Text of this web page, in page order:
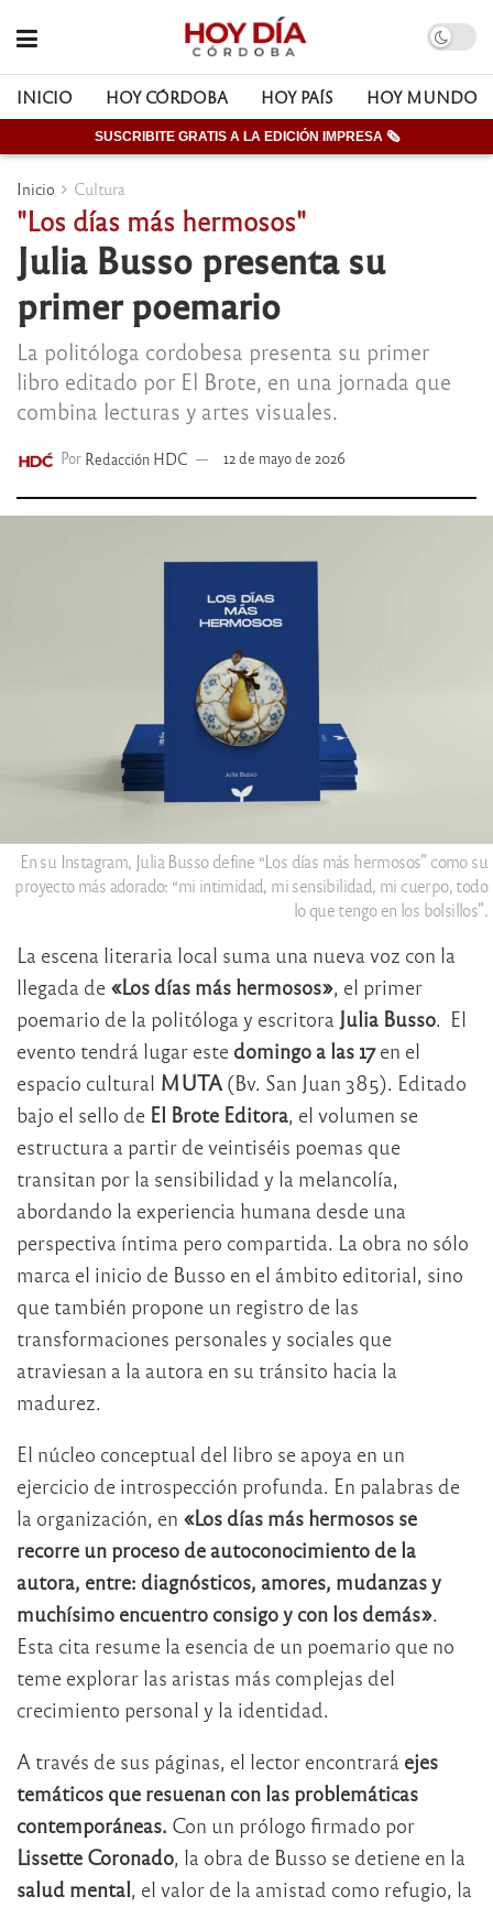
INICIO HOY CÓRDOBA HOY PAÍS HOY MUNDO
SUSCRIBITE GRATIS A LA EDICIÓN IMPRESA 🗞
Inicio Cultura
"Los días más hermosos"
Julia Busso presenta su
primer poemario
La politóloga cordobesa presenta su primer
libro editado por El Brote, en una jornada que
combina lecturas y artes visuales.
Por Redacción HDC 12 de mayo de 2026
En su Instagram, Julia Busso define “Los días más hermosos” como su
proyecto más adorado: “mi intimidad, mi sensibilidad, mi cuerpo, todo
lo que tengo en los bolsillos”.
La escena literaria local suma una nueva voz con la
llegada de «Los días más hermosos», el primer
poemario de la politóloga y escritora Julia Busso. El
evento tendrá lugar este domingo a las 17en el
espacio cultural MUTA (Bv. San Juan 385). Editado
bajo el sello de El Brote Editora, el volumen se
estructura a partir de veintiséis poemas que
transitan por la sensibilidad y la melancolía,
abordando la experiencia humana desde una
perspectiva íntima pero compartida. La obra no sólo
marca el inicio de Busso en el ámbito editorial, sino
que también propone un registro de las
transformaciones personales y sociales que
atraviesan a la autora en su tránsito hacia la
madurez.
El núcleo conceptual del libro se apoya en un
ejercicio de introspección profunda. En palabras de
la organización, en «Los días más hermosos se
recorre un proceso de autoconocimiento de la
autora, entre: diagnósticos, amores, mudanzas y
muchísimo encuentro consigo y con los demás».
Esta cita resume la esencia de un poemario que no
teme explorar las aristas más complejas del
crecimiento personal y la identidad.
A través de sus páginas, el lector encontrará ejes
temáticos que resuenan con las problemáticas
contemporáneas. Con un prólogo firmado por
Lissette Coronado, la obra de Busso se detiene en la
salud mental, el valor de la amistad como refugio, la